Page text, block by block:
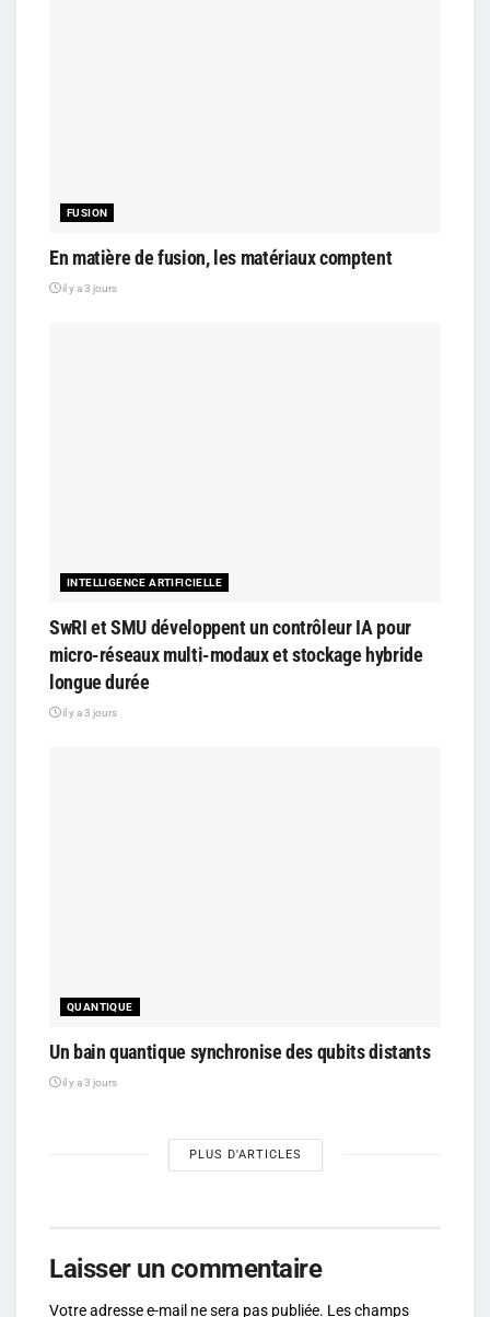
FUSION
En matière de fusion, les matériaux comptent
il y a 3 jours
INTELLIGENCE ARTIFICIELLE
SwRI et SMU développent un contrôleur IA pour
micro-réseaux multi-modaux et stockage hybride
longue durée
il y a 3 jours
QUANTIQUE
Un bain quantique synchronise des qubits distants
il y a 3 jours
PLUS D'ARTICLES
Laisser un commentaire
Votre adresse e-mail ne sera pas publiée. Les champs